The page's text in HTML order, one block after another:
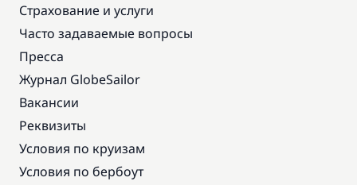
Страхование и услуги
Часто задаваемые вопросы
Пресса
Журнал GlobeSailor
Вакансии
Реквизиты
Условия по круизам
Условия по бербоут